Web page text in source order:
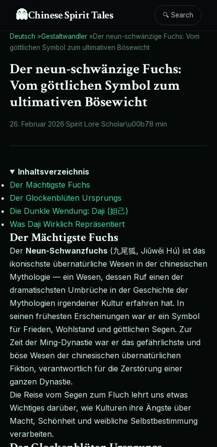
👻Chinese Spirit Tales 🔍 Search
Deutsch »Gestaltwandler »Der neun-schwänzige Fuchs: Vom
göttlichen Symbol zum ultimativen Bösewicht
Der neun-schwänzige Fuchs:
Vom göttlichen Symbol zum
ultimativen Bösewicht
26. Februar 2026·Spirit Lore Scholar\u00b78 min
Inhaltsverzeichnis
Der Mächtigste Fuchs
Der Glockenblüten Ursprungs
Die Dunkle Wendung: Daji (妲己)
Was Daji Wirklich Repräsentiert
Der Mächtigste Fuchs
Der Neun-Schwanzfuchs (九尾狐, Jiǔwěi Hú) ist das
ikonischste übernatürliche Wesen in der chinesischen
Mythologie — ein Wesen, dessen Ruf einen der
dramatischsten Umbrüche in der Geschichte der
Mythologien irgendeiner Kultur erfahren hat. In
seinen frühesten Erscheinungen war er ein Symbol
für Frieden, Wohlstand und göttlichen Segen. Zur
Zeit der Ming-Dynastie war er das gefährlichste und
böse Wesen der chinesischen übernatürlichen
Fiktion, verantwortlich für die Zerstörung einer
ganzen Dynastie.
Die Reise vom Segen zum Fluch lehrt uns etwas
Wichtiges darüber, wie Kulturen ihre Ängste über
Macht, Schönheit und weibliche Selbstbestimmung
verarbeiten.